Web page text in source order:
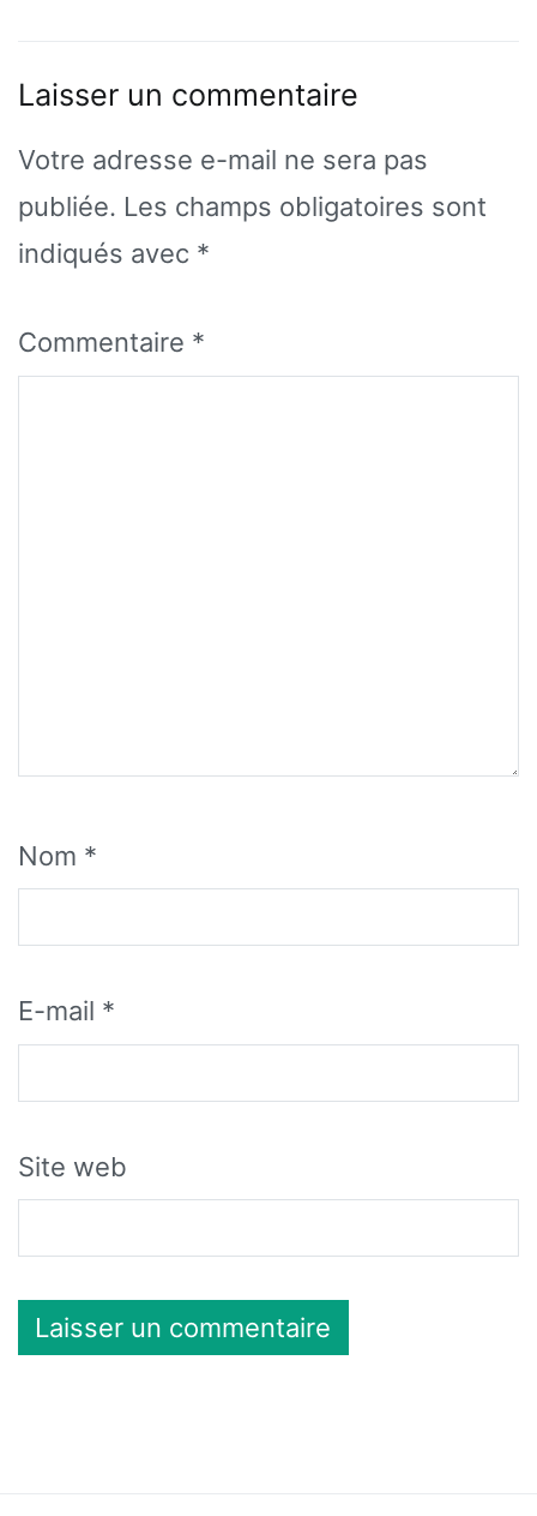
Laisser un commentaire
Votre adresse e-mail ne sera pas
publiée. Les champs obligatoires sont
indiqués avec *
Commentaire *
Nom *
E-mail *
Site web